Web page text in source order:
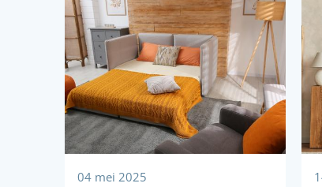
04 mei 2025